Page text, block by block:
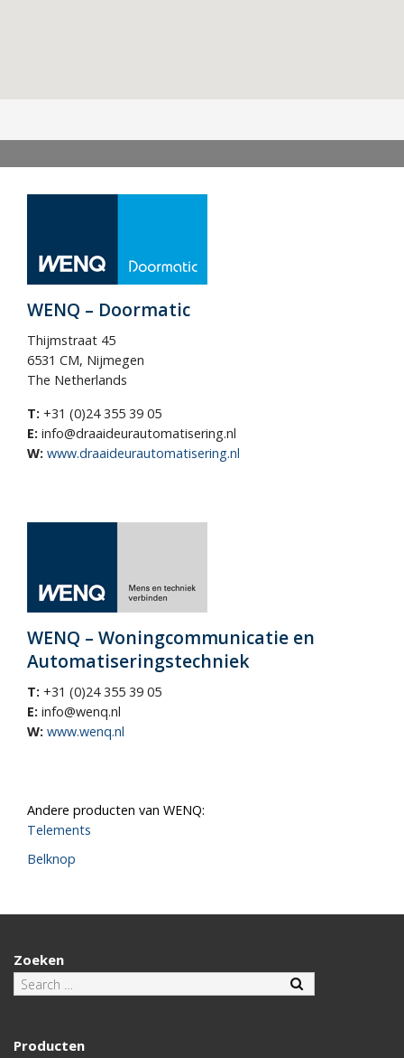
WENQ – Doormatic
Thijmstraat 45
6531 CM, Nijmegen
The Netherlands
T: +31 (0)24 355 39 05
E: info@draaideurautomatisering.nl
W: www.draaideurautomatisering.nl
WENQ – Woningcommunicatie en
Automatiseringstechniek
T: +31 (0)24 355 39 05
E: info@wenq.nl
W: www.wenq.nl
Andere producten van WENQ:
Telements
Belknop
Zoeken
Producten